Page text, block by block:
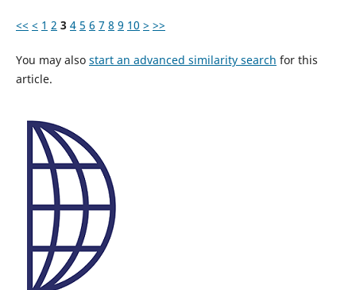
<< < 1 2 3 4 5 6 7 8 9 10 > >>
You may also start an advanced similarity search for this
article.